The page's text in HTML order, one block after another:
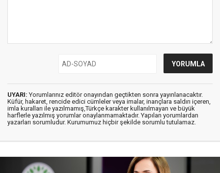
UYARI: Yorumlarınız editör onayından geçtikten sonra yayınlanacaktır.
Küfür, hakaret, rencide edici cümleler veya imalar, inançlara saldırı içeren,
imla kuralları ile yazılmamış,Türkçe karakter kullanılmayan ve büyük
harflerle yazılmış yorumlar onaylanmamaktadır. Yapılan yorumlardan
yazarları sorumludur. Kurumumuz hiçbir şekilde sorumlu tutulamaz.